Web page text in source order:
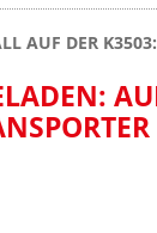
AUF DER